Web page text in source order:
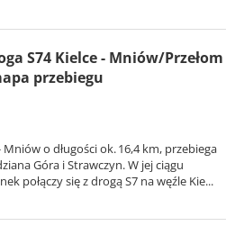
S74 Kielce - Mniów/Przełom
przebiegu
o długości ok. 16,4 km, przebiega
Góra i Strawczyn. W jej ciągu
połączy się z drogą S7 na węźle Kie...